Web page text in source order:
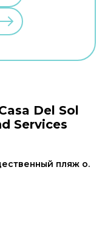
Del Sol
Services
пляж о.